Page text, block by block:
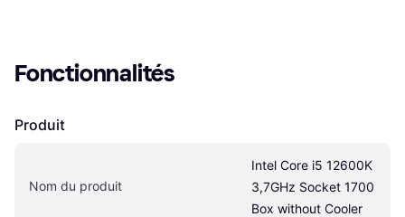
Fonctionnalités
Produit
Nom du produit
Intel Core i5 12600K
3,7GHz Socket 1700
Box without Cooler